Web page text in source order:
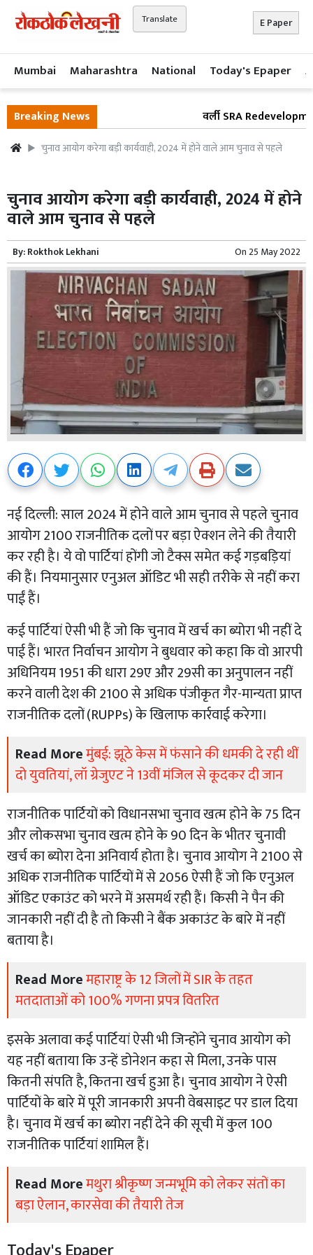
Translate E Paper
Mumbai Maharashtra National Today's Epaper
Breaking News वर्ली SRA
चुनाव आयोग करेगा बड़ी कार्यवाही, 2024 में होने वाले आम चुनाव से पहले
चुनाव आयोग करेगा बड़ी कार्यवाही, 2024 में होने
वाले आम चुनाव से पहले
By:Rokthok Lekhani On25 May 2022
नई दिल्ली: साल 2024 में होने वाले आम चुनाव से पहले चुनाव
आयोग 2100 राजनीतिक दलों पर बड़ा ऐक्शन लेने की तैयारी
कर रही है। ये वो पार्टियां होंगी जो टैक्स समेत कई गड़बड़ियां
की हैं। नियमानुसार एनुअल ऑडिट भी सही तरीके से नहीं करा
पाईं हैं।
कई पार्टियां ऐसी भी हैं जो कि चुनाव में खर्च का ब्योरा भी नहीं दे
पाई हैं। भारत निर्वाचन आयोग ने बुधवार को कहा कि वो आरपी
अधिनियम 1951 की धारा 29ए और 29सी का अनुपालन नहीं
करने वाली देश की 2100 से अधिक पंजीकृत गैर-मान्यता प्राप्त
राजनीतिक दलों (RUPPs) के खिलाफ कार्रवाई करेगा।
Read Moreमुंबई: झूठे केस में फंसाने की धमकी दे रही थीं
दो युवतियां, लॉ ग्रेजुएट ने 13वीं मंजिल से कूदकर दी जान
राजनीतिक पार्टियों को विधानसभा चुनाव खत्म होने के 75 दिन
और लोकसभा चुनाव खत्म होने के 90 दिन के भीतर चुनावी
खर्च का ब्योरा देना अनिवार्य होता है। चुनाव आयोग ने 2100 से
अधिक राजनीतिक पार्टियों में से 2056 ऐसी हैं जो कि एनुअल
ऑडिट एकाउंट को भरने में असमर्थ रही हैं। किसी ने पैन की
जानकारी नहीं दी है तो किसी ने बैंक अकाउंट के बारे में नहीं
बताया है।
Read Moreमहाराष्ट्र के 12 जिलों में SIR के तहत
मतदाताओं को 100% गणना प्रपत्र वितरित
इसके अलावा कई पार्टियां ऐसी भी जिन्होंने चुनाव आयोग को
यह नहीं बताया कि उन्हें डोनेशन कहा से मिला, उनके पास
कितनी संपति है, कितना खर्च हुआ है। चुनाव आयोग ने ऐसी
पार्टियों के बारे में पूरी जानकारी अपनी वेबसाइट पर डाल दिया
है। चुनाव में खर्च का ब्योरा नहीं देने की सूची में कुल 100
राजनीतिक पार्टियां शामिल हैं।
Read Moreमथुरा श्रीकृष्ण जन्मभूमि को लेकर संतों का
बड़ा ऐलान, कारसेवा की तैयारी तेज